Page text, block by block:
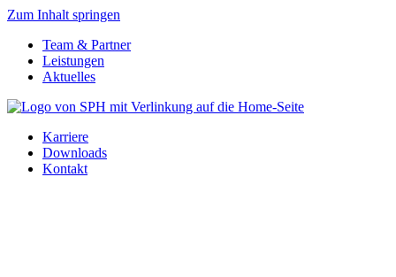
Zum Inhalt springen
Team & Partner
Leistungen
Aktuelles
Karriere
Downloads
Kontakt